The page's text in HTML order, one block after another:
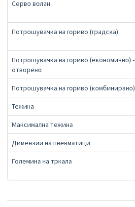
Серво волан
Потрошувачка на гориво (градска)
Потрошувачка на гориво (економично) -
отворено
Потрошувачка на гориво (комбинирано)
Тежина
Максимална тежина
Димензии на пневматици
Големина на тркала